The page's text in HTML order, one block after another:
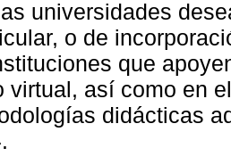
universidades
o de
que
virtual, así como en
didácticas